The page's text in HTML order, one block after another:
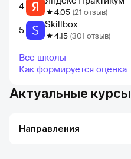
4 4.05 (21 отзыв)
5 Skillbox
4.15 (301 отзыв)
Все школы
Как формируется оценка
Актуальные курсы
Направления